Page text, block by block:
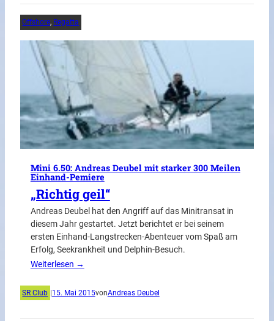
Offshore, Regatta
Mini 6.50: Andreas Deubel mit starker 300 Meilen
Einhand-Pemiere
„Richtig geil“
Andreas Deubel hat den Angriff auf das Minitransat in
diesem Jahr gestartet. Jetzt berichtet er bei seinem
ersten Einhand-Langstrecken-Abenteuer vom Spaß am
Erfolg, Seekrankheit und Delphin-Besuch.
Weiterlesen →
SR Club 15. Mai 2015vonAndreas Deubel